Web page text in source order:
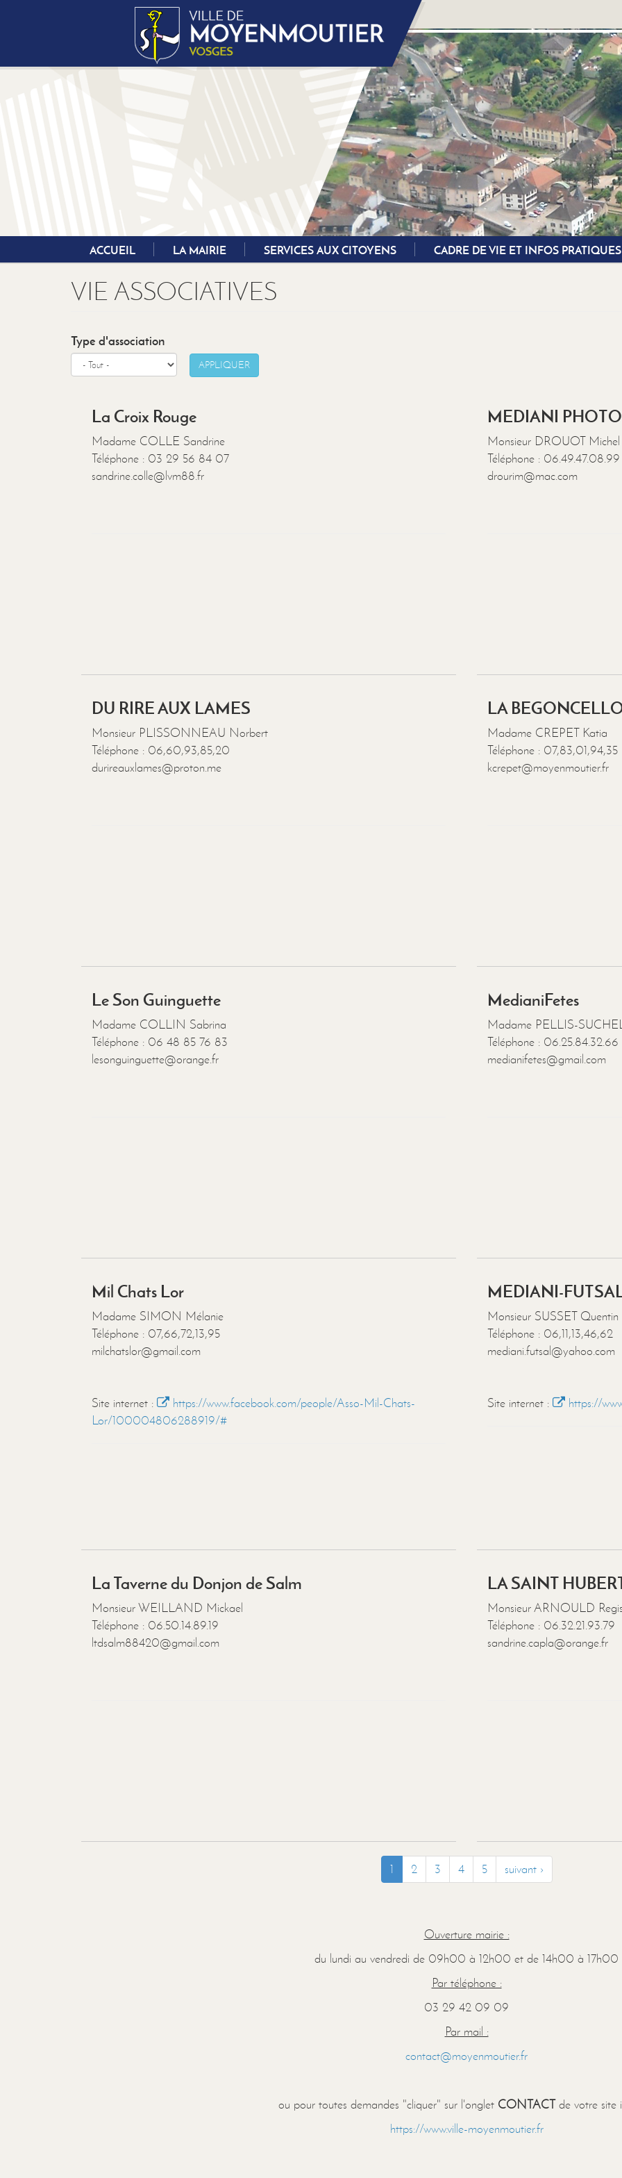
ACCUEIL LA MAIRIE SERVICES AUX CITOYENS CADRE DE VIE ET INFOS PRATIQUES
VIE ASSOCIATIVES
Type d'association
APPLIQUER
La Croix Rouge
Madame COLLE Sandrine
Téléphone : 03 29 56 84 07
sandrine.colle@lvm88.fr
MEDIANI
Monsieur DROUOT Michel
Téléphone : 06.49.47.08.99
drourim@mac.com
DU RIRE AUX LAMES
Monsieur PLISSONNEAU Norbert
Téléphone : 06,60,93,85,20
durireauxlames@proton.me
LA
Madame CREPET Katia
Téléphone : 07,83,01,94,35
kcrepet@moyenmoutier.fr
Le Son Guinguette
Madame COLLIN Sabrina
Téléphone : 06 48 85 76 83
lesonguinguette@orange.fr
MedianiFetes
Madame PELLIS-
Téléphone : 06.25.84.32.66
medianifetes@gmail.com
Mil Chats Lor
Madame SIMON Mélanie
Téléphone : 07,66,72,13,95
milchatslor@gmail.com
Site internet :
https://www.facebook.com/people/Asso-Mil-Chats-
Lor/100004806288919/#
MEDIANI-
Monsieur SUSSET Quentin
Téléphone : 06,11,13,46,62
mediani.futsal@yahoo.com
Site internet : https://
La Taverne du Donjon de Salm
Monsieur WEILLAND Mickael
Téléphone : 06.50.14.89.19
ltdsalm88420@gmail.com
LA SAINT
Monsieur ARNOULD
Téléphone : 06.32.21.93.79
sandrine.capla@orange.fr
1 2 3 4 5 suivant ›
Ouverture mairie :
du lundi au vendredi de 09h00 à 12h00 et de 14h00 à 17h00
Par téléphone :
03 29 42 09 09
Par mail :
contact@moyenmoutier.fr
ou pour toutes demandes "cliquer" sur l'onglet CONTACTde votre site
https://www.ville-moyenmoutier.fr